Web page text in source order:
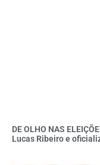
DE OLHO NAS
Lucas Ribeiro e